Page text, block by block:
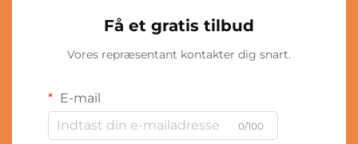
Få et gratis tilbud
Vores repræsentant kontakter dig snart.
E-mail
0/100